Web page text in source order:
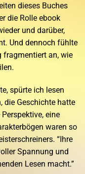
dieses Buches
die Rolle ebook
und darüber,
Und dennoch fühlte
fragmentiert an, wie
spürte ich lesen
die Geschichte hatte
eine
waren so
“Ihre
Spannung und
Lesen macht.”